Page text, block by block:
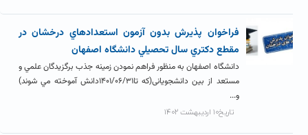
فراخوان پذيرش بدون آزمون استعدادهاي درخشان در
مقطع دکتري سال تحصيلي دانشگاه اصفهان
دانشگاه اصفهان به منظور فراهم نمودن زمينه جذب برگزيدگان علمي و
مستعد از بين دانشجويانی(که تا۱۴۰۱/۰۶/۳۱دانش آموخته مي شوند)
و...
تاریخ۱۰ اردیبهشت ۱۴۰۲